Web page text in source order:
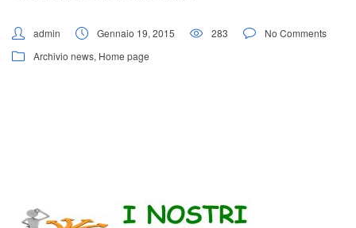
admin Gennaio 19, 2015 283
No Comments
Archivio news, Home page